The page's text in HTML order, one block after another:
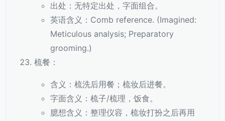
出处：无特定出处，字面组合。
英语含义：Comb reference. (Imagined:
Meticulous analysis; Preparatory
grooming.)
梳餐：
含义：梳洗后用餐；梳妆后进餐。
字面含义：梳子/梳理，饭食。
臆想含义：整理仪容，梳妆打扮之后再用